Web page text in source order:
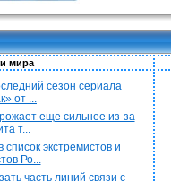
мира
сезон сериала
от ...
еще сильнее из-за
т...
экстремистов и
Ро...
часть линий связи с